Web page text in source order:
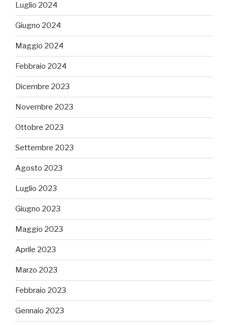
Luglio 2024
Giugno 2024
Maggio 2024
Febbraio 2024
Dicembre 2023
Novembre 2023
Ottobre 2023
Settembre 2023
Agosto 2023
Luglio 2023
Giugno 2023
Maggio 2023
Aprile 2023
Marzo 2023
Febbraio 2023
Gennaio 2023